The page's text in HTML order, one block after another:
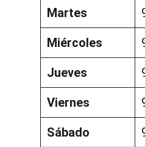
Martes
Miércoles
Jueves
Viernes
Sábado